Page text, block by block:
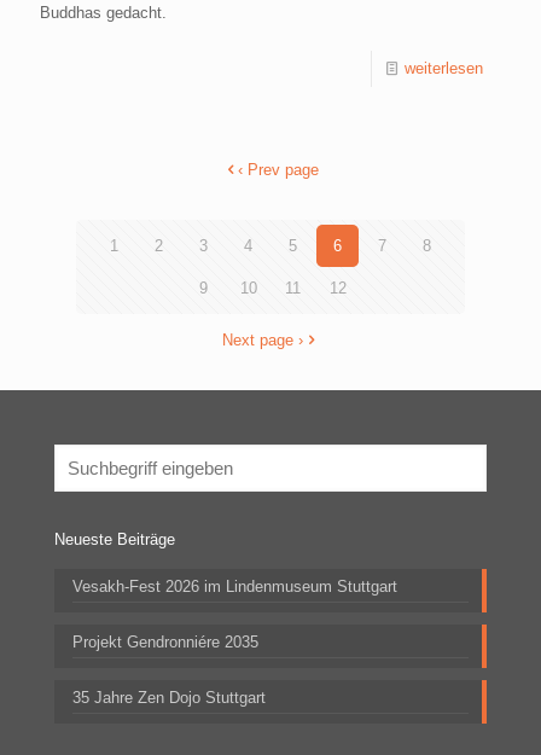
Buddhas gedacht.
weiterlesen
‹ Prev page
1 2 3 4 5 6 7 8
9 10 11 12
Next page ›
Neueste Beiträge
Vesakh-Fest 2026 im Lindenmuseum Stuttgart
Projekt Gendronniére 2035
35 Jahre Zen Dojo Stuttgart